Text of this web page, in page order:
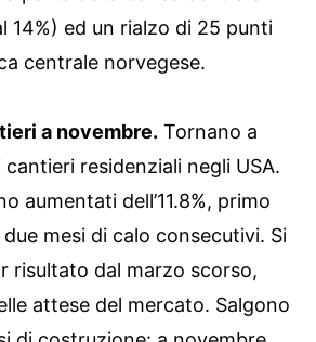
14%) ed un rialzo di 25 punti
centrale norvegese.
a novembre. Tornano a
residenziali negli USA.
aumentati dell’11.8%, primo
mesi di calo consecutivi. Si
risultato dal marzo scorso,
attese del mercato. Salgono